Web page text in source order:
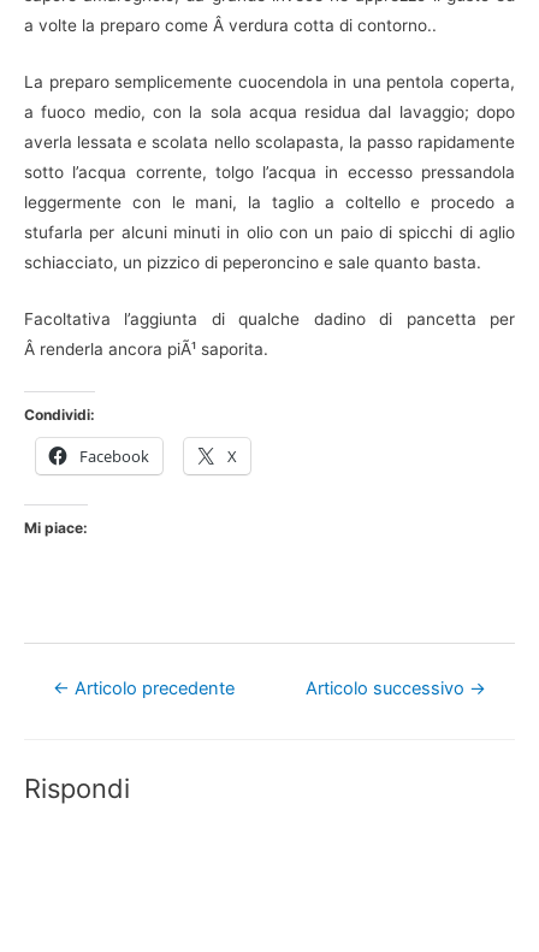
a volte la preparo come Â verdura cotta di contorno..
La preparo semplicemente cuocendola in una pentola coperta,
a fuoco medio, con la sola acqua residua dal lavaggio; dopo
averla lessata e scolata nello scolapasta, la passo rapidamente
sotto l’acqua corrente, tolgo l’acqua in eccesso pressandola
leggermente con le mani, la taglio a coltello e procedo a
stufarla per alcuni minuti in olio con un paio di spicchi di aglio
schiacciato, un pizzico di peperoncino e sale quanto basta.
Facoltativa l’aggiunta di qualche dadino di pancetta per
Â renderla ancora piÃ¹ saporita.
Condividi:
Facebook X
Mi piace:
Navigazione
← Articolo precedente Articolo successivo →
Rispondi